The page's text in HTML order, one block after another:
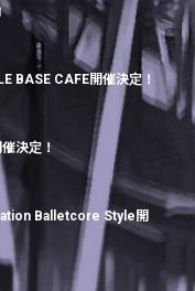
BASE CAFE開催決定！
決定！
Balletcore Style開